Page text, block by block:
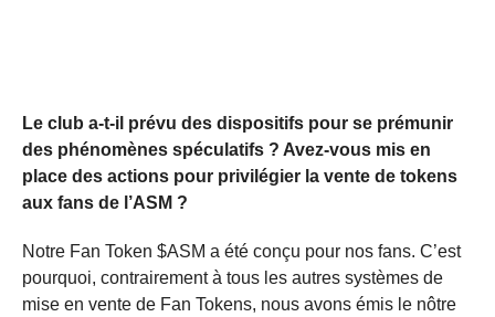
Le club a-t-il prévu des dispositifs pour se prémunir
des phénomènes spéculatifs ? Avez-vous mis en
place des actions pour privilégier la vente de tokens
aux fans de l’ASM ?
Notre Fan Token $ASM a été conçu pour nos fans. C’est
pourquoi, contrairement à tous les autres systèmes de
mise en vente de Fan Tokens, nous avons émis le nôtre